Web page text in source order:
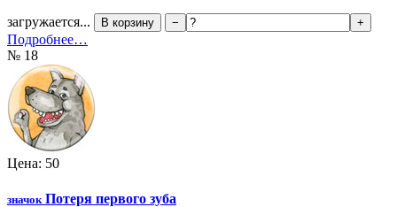
загружается... В корзину − +
Подробнее…
№ 18
Цена: 50
значок Потеря первого зуба